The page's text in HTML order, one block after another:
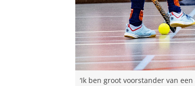
‘Ik ben groot voorstander van